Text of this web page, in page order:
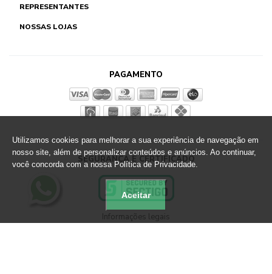
REPRESENTANTES
NOSSAS LOJAS
PAGAMENTO
SEGURANÇA E CERTIFICADO
Informações legais
Utilizamos cookies para melhorar a sua experiência de navegação em
nosso site, além de personalizar conteúdos e anúncios. Ao continuar,
você concorda com a nossa Política de Privacidade.
Aceitar